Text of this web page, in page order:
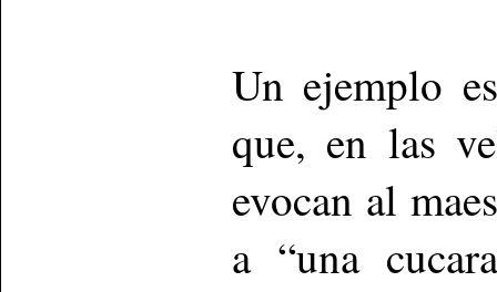
Un ejemplo
que, en las
evocan al
a “una